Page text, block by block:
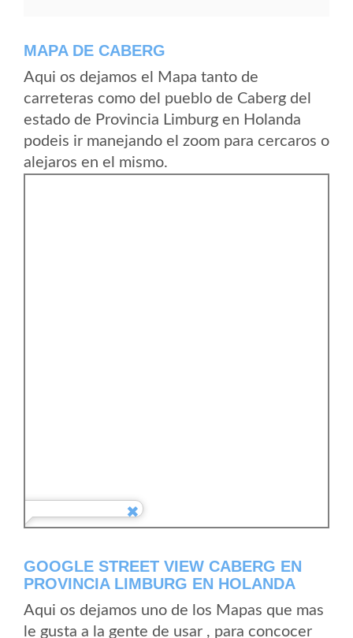
MAPA DE CABERG
Aqui os dejamos el Mapa tanto de
carreteras como del pueblo de Caberg del
estado de Provincia Limburg en Holanda
podeis ir manejando el zoom para cercaros o
alejaros en el mismo.
GOOGLE STREET VIEW CABERG EN
PROVINCIA LIMBURG EN HOLANDA
Aqui os dejamos uno de los Mapas que mas
le gusta a la gente de usar , para concocer